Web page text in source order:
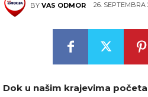
BY VAS ODMOR 26. SEPTEMBRA
Dok u našim krajevima